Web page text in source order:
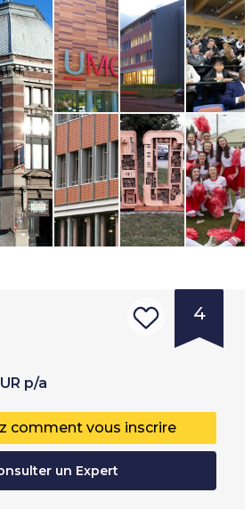
4
p/a
comment vous inscrire
un Expert
Tranche d'âge
17+